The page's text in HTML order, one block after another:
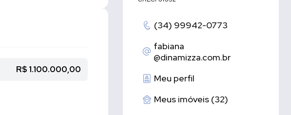
R$ 1.100.000,00
(34) 99942-0773
fabiana
@dinamizza.com.br
Meu perfil
Meus imóveis (32)